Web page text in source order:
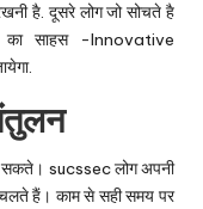
है. दूसरे लोग जो सोचते है
साहस -Innovative
सकते। sucssec लोग अपनी
हैं। काम से सही समय पर